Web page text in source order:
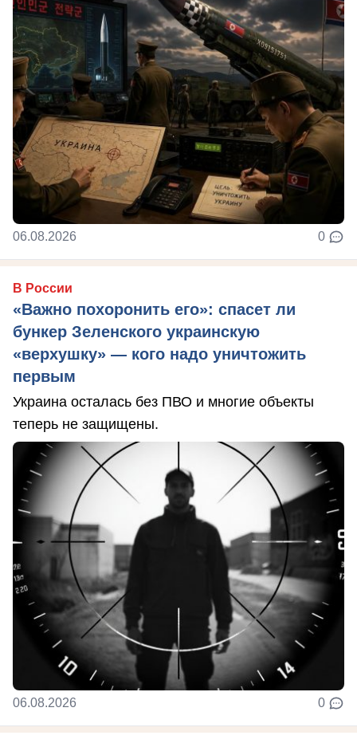
06.08.2026 0
В России
«Важно похоронить его»: спасет ли
бункер Зеленского украинскую
«верхушку» — кого надо уничтожить
первым
Украина осталась без ПВО и многие объекты
теперь не защищены.
06.08.2026 0